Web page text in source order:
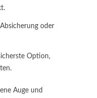
oder
Option,
Auge und